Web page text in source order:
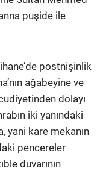
puşide ile
postnişinlik
ağabeyine ve
dolayı
iki yanındaki
yani kare mekanın
pencereler
duvarının